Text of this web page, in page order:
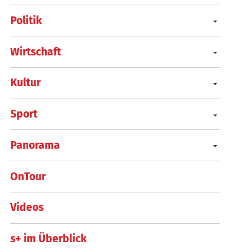
Politik
Wirtschaft
Kultur
Sport
Panorama
OnTour
Videos
s+ im Überblick